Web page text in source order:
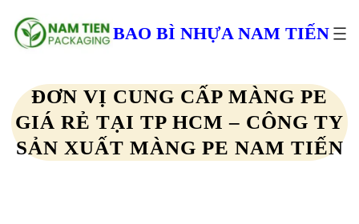
đến
phần
BAO BÌ NHỰA NAM TIẾN
ĐƠN VỊ CUNG CẤP MÀNG PE
GIÁ RẺ TẠI TP HCM – CÔNG TY
SẢN XUẤT MÀNG PE NAM TIẾN